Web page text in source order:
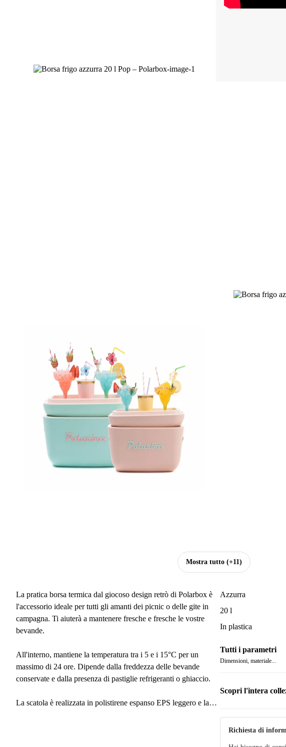
Mostra tutto (+11)
La pratica borsa termica dal giocoso design retrò di Polarbox è
l'accessorio ideale per tutti gli amanti dei picnic o delle gite in
campagna. Ti aiuterà a mantenere fresche e fresche le vostre
bevande.
All'interno, mantiene la temperatura tra i 5 e i 15°C per un
massimo di 24 ore. Dipende dalla freddezza delle bevande
conservate e dalla presenza di pastiglie refrigeranti o ghiaccio.
La scatola è realizzata in polistirene espanso EPS leggero e la
Azzurra
20 l
In plastica
Tutti i parametri
Dimensioni, materiale...
Scopri l'intera
Richiesta di